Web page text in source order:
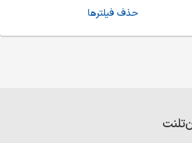
حذف فیلترها